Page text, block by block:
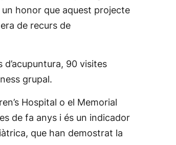
honor que aquest projecte
de recurs de
90 visites
grupal.
Hospital o el Memorial
de fa anys i és un indicador
que han demostrat la